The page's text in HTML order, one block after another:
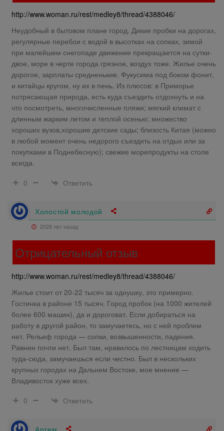
http://www.woman.ru/rest/medley8/thread/4388046/
Неудобный в бытовом плане город. Дикие пробки на дорогах,
регулярные перебои с водой в высотках на сопках, зимой
при малейшем снегопаде движение прекращается на сутки-
двое, море в черте города грязное, воздух тоже. Жилье очень
дорогое, зарплаты средненькие. Фукусима под боком фонит,
и китайцы кругом, ну их в пень. Из плюсов: в Приморье
потрясающая природа, есть куда съездить отдохнуть и на
что посмотреть, многочисленные пляжи; мягкий климат с
длинным жарким летом и теплой осенью; множество
хороших вузов,хорошие детские сады; близость Китая (можно
в любой момент очень недорого съездить на отдых или за
покупками в Поднебесную); свежие морепродукты на столе
всегда.
0
Ответить
Холостой молодой
2026 лет назад
Отрицательный отзыв
http://www.woman.ru/rest/medley8/thread/4388046/
Жилье стоит от 20-22 тысяч за однушку, это примерно.
Гостинка в районе 15 тысяч. Город пробок (на 1000 жителей
более 600 машин), да и дороговат. Если добираться на
работу в другой район, то замучаетесь, но с ней проблем
нет. Рельеф города — сопки, возвышенности, падения.
Равнин почти нет. Был там, нравилось по лестницам ходить
туда-сюда, замучаешься если честно. Был в нескольких
крупных городах на Дальнем Востоке, мое мнение —
Владивосток хуже всех.
0
Ответить
Артем